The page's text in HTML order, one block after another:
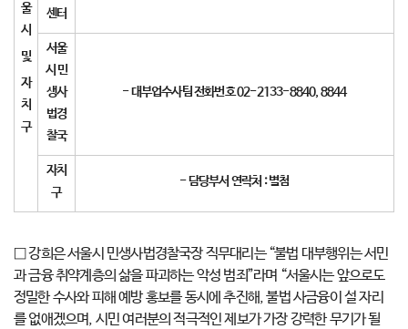
울
시
및
자
치
구
센터
서울
시 민
생사
법경
찰국
-대부업수사팀 전화번호02-2133-8840, 8844
자치
구
-담당부서 연락처 :별첨
□ 강희은 서울시 민생사법경찰국장 직무대리는 “불법 대부행위는 서민
과 금융 취약계층의 삶을 파괴하는 악성 범죄”라며 “서울시는 앞으로도
정밀한 수사와 피해 예방 홍보를 동시에 추진해, 불법 사금융이 설 자리
를 없애겠으며, 시민 여러분의 적극적인 제보가 가장 강력한 무기가 될